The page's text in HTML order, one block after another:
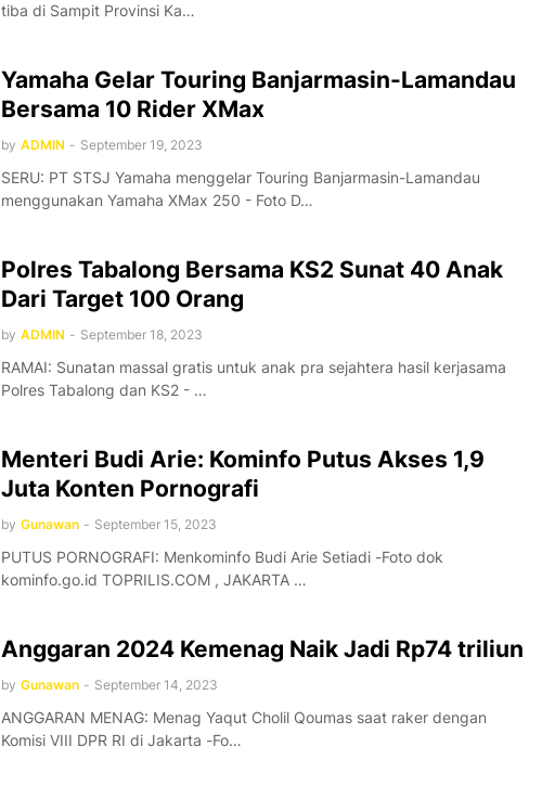
tiba di Sampit Provinsi Ka…
Yamaha Gelar Touring Banjarmasin-Lamandau
Bersama 10 Rider XMax
by ADMIN - September 19, 2023
SERU: PT STSJ Yamaha menggelar Touring Banjarmasin-Lamandau
menggunakan Yamaha XMax 250 - Foto D…
Polres Tabalong Bersama KS2 Sunat 40 Anak
Dari Target 100 Orang
by ADMIN - September 18, 2023
RAMAI: Sunatan massal gratis untuk anak pra sejahtera hasil kerjasama
Polres Tabalong dan KS2 - …
Menteri Budi Arie: Kominfo Putus Akses 1,9
Juta Konten Pornografi
by Gunawan - September 15, 2023
PUTUS PORNOGRAFI: Menkominfo Budi Arie Setiadi -Foto dok
kominfo.go.id TOPRILIS.COM , JAKARTA …
Anggaran 2024 Kemenag Naik Jadi Rp74 triliun
by Gunawan - September 14, 2023
ANGGARAN MENAG: Menag Yaqut Cholil Qoumas saat raker dengan
Komisi VIII DPR RI di Jakarta -Fo…